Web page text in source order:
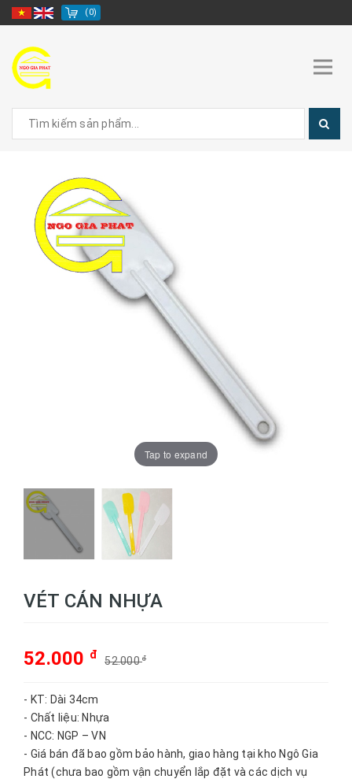
(0)
Tap to expand
VÉT CÁN NHỰA
52.000 đ 52.000đ
- KT: Dài 34cm
- Chất liệu: Nhựa
- NCC: NGP – VN
- Giá bán đã bao gồm bảo hành, giao hàng tại kho Ngô Gia
Phát (chưa bao gồm vận chuyển lắp đặt và các dịch vụ